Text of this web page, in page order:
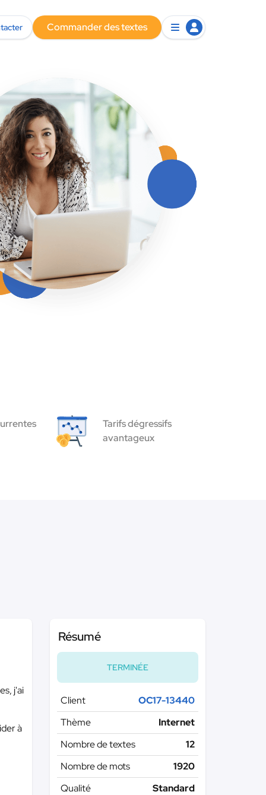
Commander des textes
Tarifs dégressifs
avantageux
j'ai
à
Résumé
TERMINÉE
Client
OC17-13440
Thème
Internet
Nombre de textes
12
Nombre de mots
1920
Qualité
Standard